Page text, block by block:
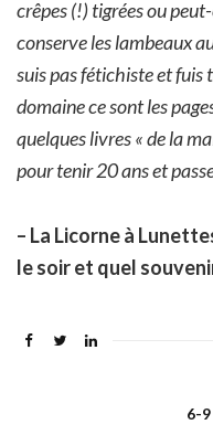
crêpes (!) tigrées ou
conserve les lambeaux
suis pas fétichiste et fuis
domaine ce sont les
quelques livres « de la
pour tenir 20 ans et
– La Licorne à
le soir et quel
6-9